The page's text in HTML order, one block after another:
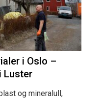
i Oslo –
Luster
og mineralull,